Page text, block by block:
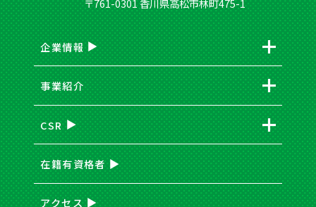
〒761-0301 香川県高松市林町475-1
企業情報
事業紹介
CSR
在籍有資格者
アクセス